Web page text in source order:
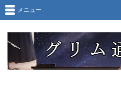
メニュー